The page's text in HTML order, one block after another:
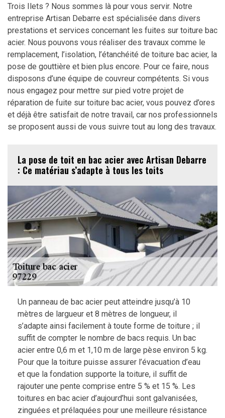
Trois Ilets ? Nous sommes là pour vous servir. Notre
entreprise Artisan Debarre est spécialisée dans divers
prestations et services concernant les fuites sur toiture bac
acier. Nous pouvons vous réaliser des travaux comme le
remplacement, l’isolation, l’étanchéité de toiture bac acier, la
pose de gouttière et bien plus encore. Pour ce faire, nous
disposons d’une équipe de couvreur compétents. Si vous
nous engagez pour mettre sur pied votre projet de
réparation de fuite sur toiture bac acier, vous pouvez d’ores
et déjà être satisfait de notre travail, car nos professionnels
se proposent aussi de vous suivre tout au long des travaux.
La pose de toit en bac acier avec Artisan Debarre
: Ce matériau s’adapte à tous les toits
Un panneau de bac acier peut atteindre jusqu’à 10
mètres de largueur et 8 mètres de longueur, il
s’adapte ainsi facilement à toute forme de toiture ; il
suffit de compter le nombre de bacs requis. Un bac
acier entre 0,6 m et 1,10 m de large pèse environ 5 kg.
Pour que la toiture puisse assurer l’évacuation d’eau
et que la fondation supporte la toiture, il suffit de
rajouter une pente comprise entre 5 % et 15 %. Les
toitures en bac acier d’aujourd’hui sont galvanisées,
zinguées et prélaquées pour une meilleure résistance